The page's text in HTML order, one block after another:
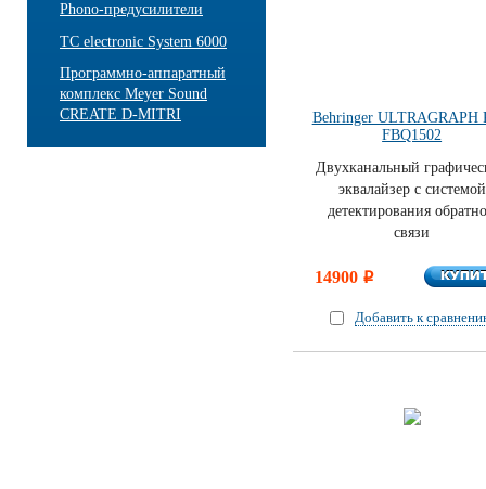
Phono-предусилители
TC electronic System 6000
Программно-аппаратный
комплекс Meyer Sound
CREATE D-MITRI
Behringer ULTRAGRAPH
FBQ1502
Двухканальный
эквалайзер с системой
детектирования
связи
14900 i
Добавить к